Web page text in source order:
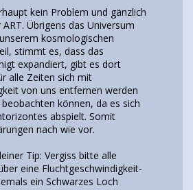
kein Problem und gänzlich
Übrigens das Universum
kosmologischen
stimmt es, dass das
expandiert, gibt es dort
alle Zeiten sich mit
von uns entfernen werden
können, da es sich
abspielt. Somit
nach wie vor.
Tip: Vergiss bitte alle
eine Fluchtgeschwindigkeit-
ein Schwarzes Loch